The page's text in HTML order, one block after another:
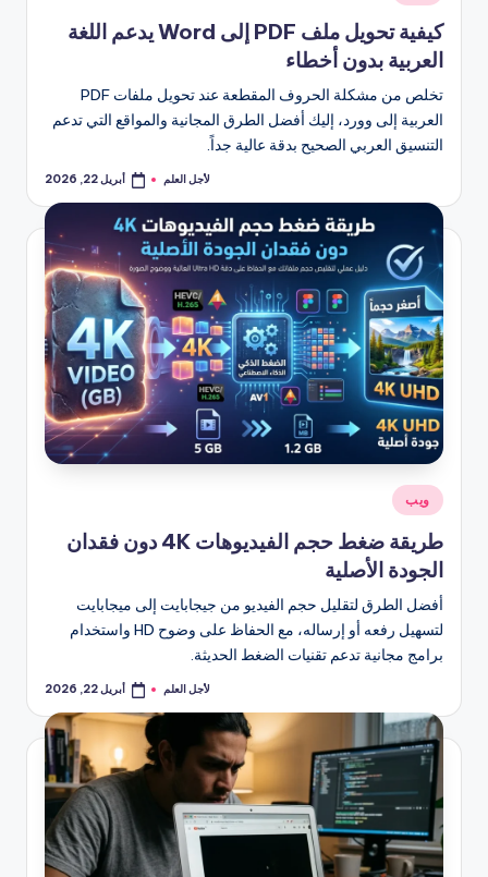
في
كيفية تحويل ملف PDF إلى Word يدعم اللغة
العربية بدون أخطاء
تخلص من مشكلة الحروف المقطعة عند تحويل ملفات PDF
العربية إلى وورد، إليك أفضل الطرق المجانية والمواقع التي تدعم
التنسيق العربي الصحيح بدقة عالية جداً.
تمّ
لأجل العلم أبريل 22, 2026
نُشر
في
ويب
طريقة ضغط حجم الفيديوهات 4K دون فقدان
الجودة الأصلية
أفضل الطرق لتقليل حجم الفيديو من جيجابايت إلى ميجابايت
لتسهيل رفعه أو إرساله، مع الحفاظ على وضوح HD واستخدام
برامج مجانية تدعم تقنيات الضغط الحديثة.
تمّ
لأجل العلم أبريل 22, 2026